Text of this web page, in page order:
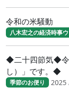
令和の米騒動
八木宏之の経済時事
◆二十四節気◆令
し）」です。◆
季節のお便り 2025